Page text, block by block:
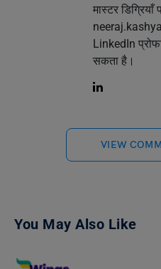
मास्टर
LinkedIn
सकता है।
VIEW
You May Also Like